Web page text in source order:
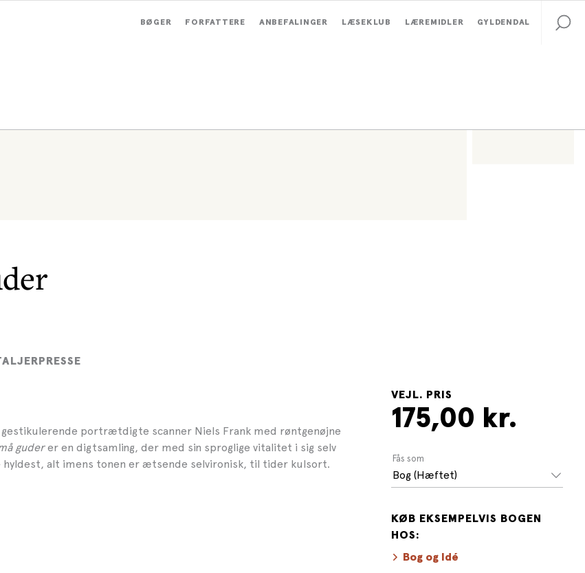
BØGER FORFATTERE ANBEFALINGER LÆSEKLUB LÆREMIDLER GYLDENDAL
PRESSE
portrætdigte scanner Niels Frank med røntgenøjne
guderer en digtsamling, der med sin sproglige vitalitet i sig selv
hyldest, alt imens tonen er ætsende selvironisk, til tider kulsort.
VEJL. PRIS
175,00 kr.
Fås som
Bog (Hæftet)
KØB EKSEMPELVIS BOGEN
HOS:
Bog og Idé